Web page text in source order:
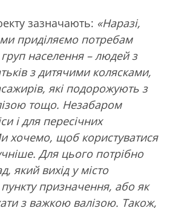
зазначають: «Наразі,
приділяємо потребам
населення – людей з
з дитячими колясками,
які подорожують з
тощо. Незабаром
і для пересічних
хочемо, щоб користуватися
Для цього потрібно
який вихід у місто
призначення, або як
з важкою валізою. Також,